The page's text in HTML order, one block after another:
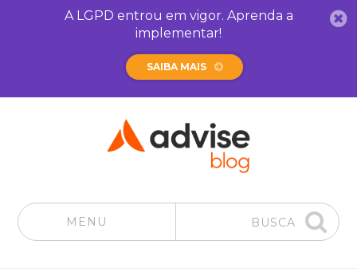
A LGPD entrou em vigor. Aprenda a
implementar!
SAIBA MAIS
MENU BUSCA